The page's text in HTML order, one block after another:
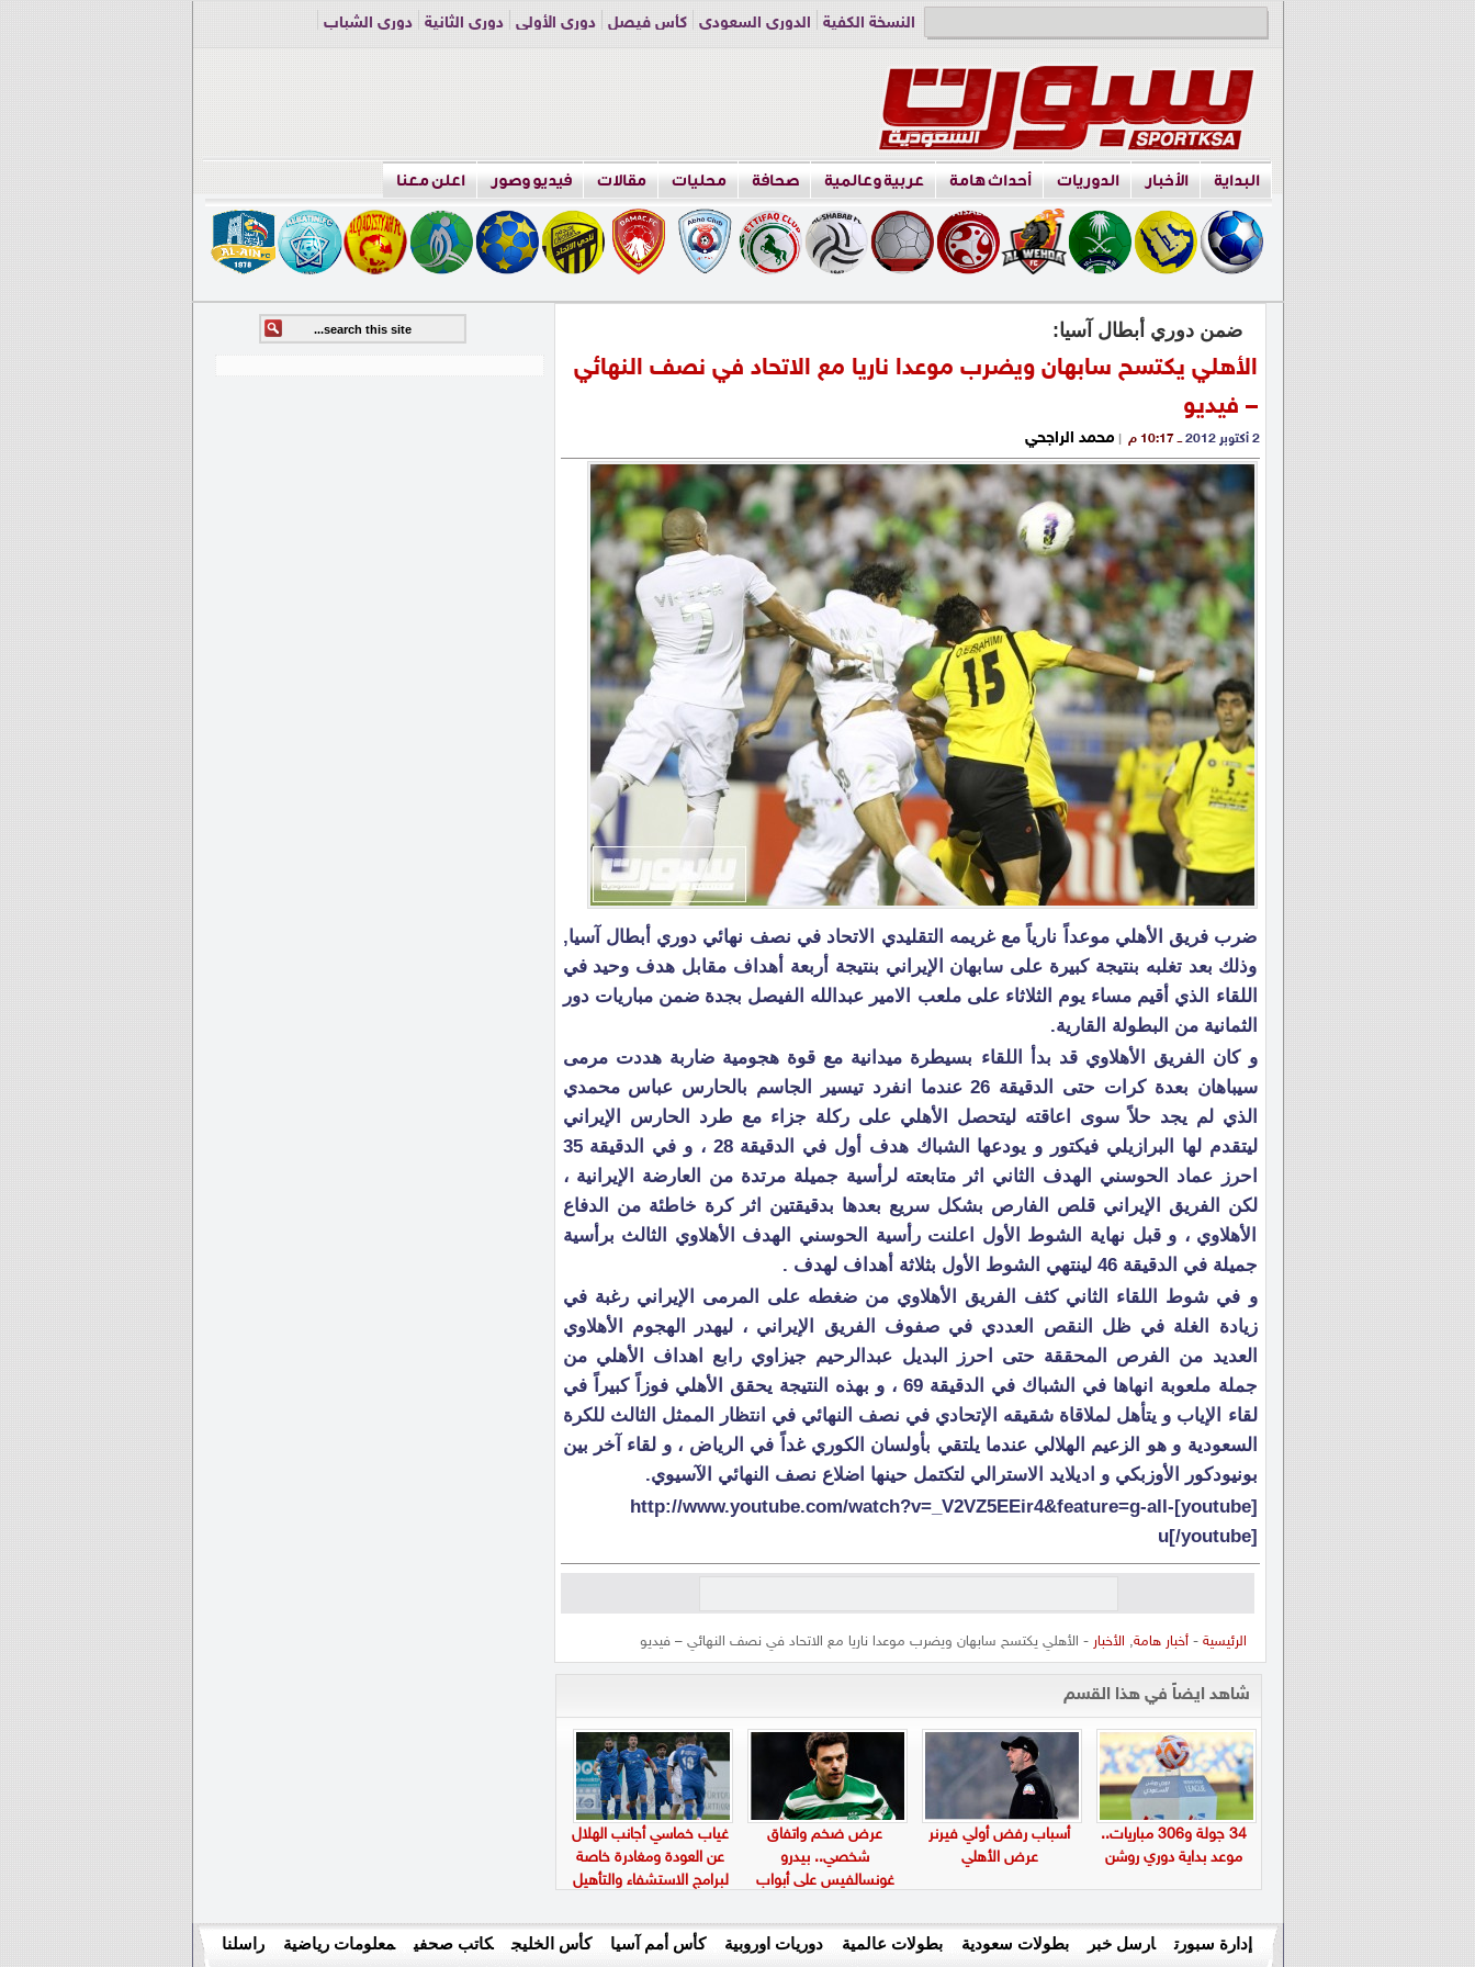
النسخة الكفية الدوري السعودي كأس فيصل دوري الأولى دوري الثانية
دوري الشباب
البداية الأخبار الدوريات أحداث هامة عربية وعالمية صحافة محليات مقالات فيديو وصور اعلن معنا
ضمن دوري أبطال آسيا:
الأهلي يكتسح سابهان ويضرب موعدا ناريا مع الاتحاد في نصف النهائي
– فيديو
2 أكتوبر 2012 ــ 10:17 م | محمد الراجحي
ضرب فريق الأهلي موعداً نارياً مع غريمه التقليدي الاتحاد في نصف نهائي دوري أبطال آسيا,
وذلك بعد تغلبه بنتيجة كبيرة على سابهان الإيراني بنتيجة أربعة أهداف مقابل هدف وحيد في
اللقاء الذي أقيم مساء يوم الثلاثاء على ملعب الامير عبدالله الفيصل بجدة ضمن مباريات دور
الثمانية من البطولة القارية.
و كان الفريق الأهلاوي قد بدأ اللقاء بسيطرة ميدانية مع قوة هجومية ضاربة هددت مرمى
سيباهان بعدة كرات حتى الدقيقة 26 عندما انفرد تيسير الجاسم بالحارس عباس محمدي
الذي لم يجد حلاً سوى اعاقته ليتحصل الأهلي على ركلة جزاء مع طرد الحارس الإيراني
ليتقدم لها البرازيلي فيكتور و يودعها الشباك هدف أول في الدقيقة 28 ، و في الدقيقة 35
احرز عماد الحوسني الهدف الثاني اثر متابعته لرأسية جميلة مرتدة من العارضة الإيرانية ،
لكن الفريق الإيراني قلص الفارص بشكل سريع بعدها بدقيقتين اثر كرة خاطئة من الدفاع
الأهلاوي ، و قبل نهاية الشوط الأول اعلنت رأسية الحوسني الهدف الأهلاوي الثالث برأسية
جميلة في الدقيقة 46 لينتهي الشوط الأول بثلاثة أهداف لهدف .
و في شوط اللقاء الثاني كثف الفريق الأهلاوي من ضغطه على المرمى الإيراني رغبة في
زيادة الغلة في ظل النقص العددي في صفوف الفريق الإيراني ، ليهدر الهجوم الأهلاوي
العديد من الفرص المحققة حتى احرز البديل عبدالرحيم جيزاوي رابع اهداف الأهلي من
جملة ملعوبة انهاها في الشباك في الدقيقة 69 ، و بهذه النتيجة يحقق الأهلي فوزاً كبيراً في
لقاء الإياب و يتأهل لملاقاة شقيقه الإتحادي في نصف النهائي في انتظار الممثل الثالث للكرة
السعودية و هو الزعيم الهلالي عندما يلتقي بأولسان الكوري غداً في الرياض ، و لقاء آخر بين
بونيودكور الأوزبكي و اديلايد الاسترالي لتكتمل حينها اضلاع نصف النهائي الآسيوي.
[youtube]http://www.youtube.com/watch?v=_V2VZ5EEir4&feature=g-all-
u[/youtube]
الرئيسية -أخبار هامة, الأخبار - الأهلي يكتسح سابهان ويضرب موعدا ناريا مع الاتحاد في نصف النهائي – فيديو
شاهد ايضاً في هذا القسم
34 جولة و306 مباريات..
موعد بداية دوري روشن
أسباب رفض أولي فيرنر
عرض الأهلي
عرض ضخم واتفاق
شخصي.. بيدرو
غونسالفيس على أبواب
غياب خماسي أجانب الهلال
عن العودة ومغادرة خاصة
لبرامج الاستشفاء والتأهيل
إدارة سبورت ارسل خبر بطولات سعودية بطولات عالمية دوريات اوروبية كأس أمم آسيا كأس الخليج كاتب صحفي معلومات رياضية راسلنا